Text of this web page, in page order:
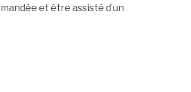
et être assisté d’un